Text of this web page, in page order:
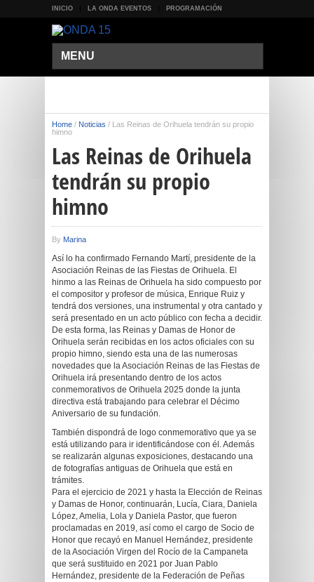
INICIO LA ONDA EVENTOS PROGRAMACIÓN
MENU
Home / Noticias / Las Reinas de Orihuela tendrán su propio
himno
Las Reinas de Orihuela
tendrán su propio
himno
By Marina
Así lo ha confirmado Fernando Martí, presidente de la
Asociación Reinas de las Fiestas de Orihuela. El
hinmo a las Reinas de Orihuela ha sido compuesto por
el compositor y profesor de música, Enrique Ruiz y
tendrá dos versiones, una instrumental y otra cantado y
será presentado en un acto público con fecha a decidir.
De esta forma, las Reinas y Damas de Honor de
Orihuela serán recibidas en los actos oficiales con su
propio himno, siendo esta una de las numerosas
novedades que la Asociación Reinas de las Fiestas de
Orihuela irá presentando dentro de los actos
conmemorativos de Orihuela 2025 donde la junta
directiva está trabajando para celebrar el Décimo
Aniversario de su fundación.
También dispondrá de logo conmemorativo que ya se
está utilizando para ir identificándose con él. Además
se realizarán algunas exposiciones, destacando una
de fotografías antiguas de Orihuela que está en
trámites.
Para el ejercicio de 2021 y hasta la Elección de Reinas
y Damas de Honor, continuarán, Lucía, Ciara, Daniela
López, Amelia, Lola y Daniela Pastor, que fueron
proclamadas en 2019, así como el cargo de Socio de
Honor que recayó en Manuel Hernández, presidente
de la Asociación Virgen del Rocío de la Campaneta
que será sustituido en 2021 por Juan Pablo
Hernández, presidente de la Federación de Peñas